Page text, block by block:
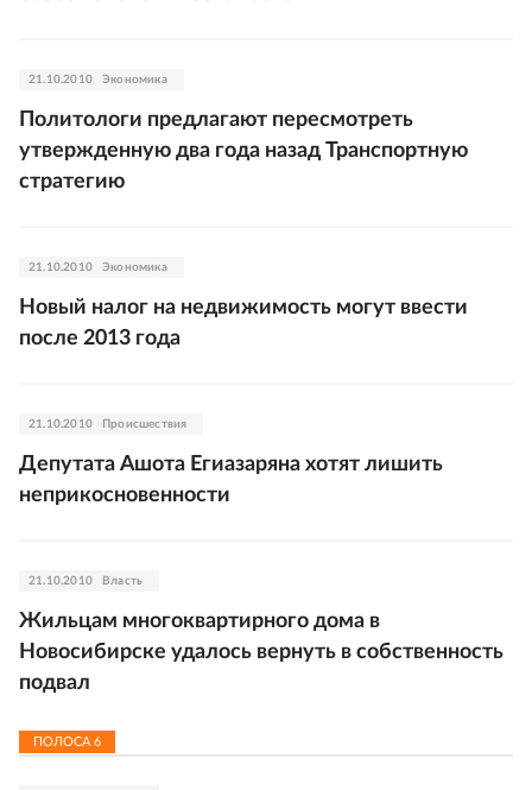
21.10.2010 Экономика
Политологи предлагают пересмотреть
утвержденную два года назад Транспортную
стратегию
21.10.2010 Экономика
Новый налог на недвижимость могут ввести
после 2013 года
21.10.2010 Происшествия
Депутата Ашота Егиазаряна хотят лишить
неприкосновенности
21.10.2010 Власть
Жильцам многоквартирного дома в
Новосибирске удалось вернуть в собственность
подвал
ПОЛОСА 6